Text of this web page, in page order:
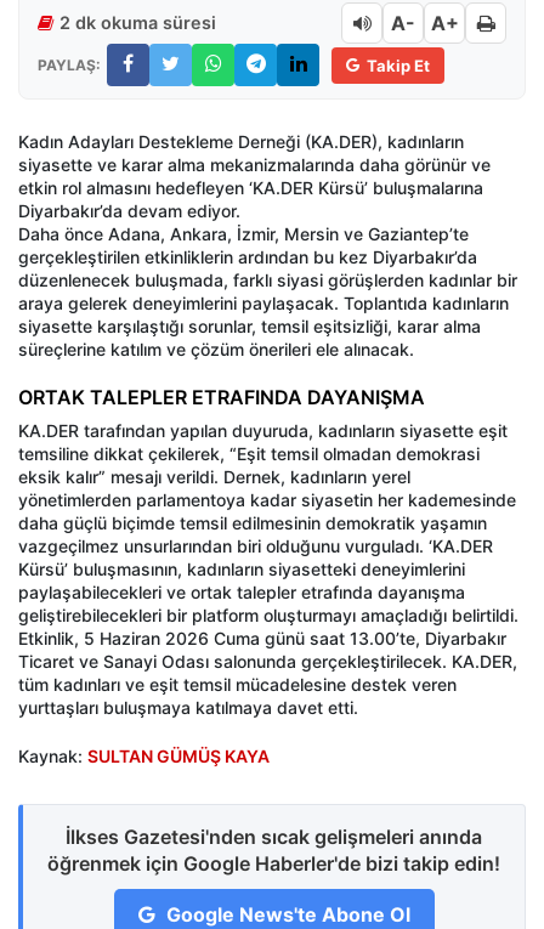
2 dk okuma süresi A- A+
PAYLAŞ: Takip Et
Kadın Adayları Destekleme Derneği (KA.DER), kadınların
siyasette ve karar alma mekanizmalarında daha görünür ve
etkin rol almasını hedefleyen ‘KA.DER Kürsü’ buluşmalarına
Diyarbakır’da devam ediyor.
Daha önce Adana, Ankara, İzmir, Mersin ve Gaziantep’te
gerçekleştirilen etkinliklerin ardından bu kez Diyarbakır’da
düzenlenecek buluşmada, farklı siyasi görüşlerden kadınlar bir
araya gelerek deneyimlerini paylaşacak. Toplantıda kadınların
siyasette karşılaştığı sorunlar, temsil eşitsizliği, karar alma
süreçlerine katılım ve çözüm önerileri ele alınacak.
ORTAK TALEPLER ETRAFINDA DAYANIŞMA
KA.DER tarafından yapılan duyuruda, kadınların siyasette eşit
temsiline dikkat çekilerek, “Eşit temsil olmadan demokrasi
eksik kalır” mesajı verildi. Dernek, kadınların yerel
yönetimlerden parlamentoya kadar siyasetin her kademesinde
daha güçlü biçimde temsil edilmesinin demokratik yaşamın
vazgeçilmez unsurlarından biri olduğunu vurguladı. ‘KA.DER
Kürsü’ buluşmasının, kadınların siyasetteki deneyimlerini
paylaşabilecekleri ve ortak talepler etrafında dayanışma
geliştirebilecekleri bir platform oluşturmayı amaçladığı belirtildi.
Etkinlik, 5 Haziran 2026 Cuma günü saat 13.00’te, Diyarbakır
Ticaret ve Sanayi Odası salonunda gerçekleştirilecek. KA.DER,
tüm kadınları ve eşit temsil mücadelesine destek veren
yurttaşları buluşmaya katılmaya davet etti.
Kaynak: SULTAN GÜMÜŞ KAYA
İlkses Gazetesi'nden sıcak gelişmeleri anında
öğrenmek için Google Haberler'de bizi takip edin!
Google News'te Abone Ol